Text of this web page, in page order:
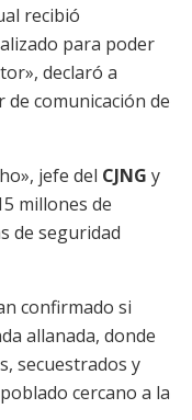
recibió
para poder
declaró a
de comunicación de
jefe del CJNG y
millones de
de seguridad
confirmado si
allanada, donde
secuestrados y
cercano a la